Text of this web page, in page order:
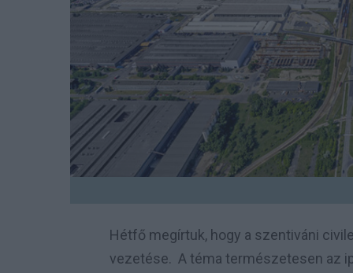
Hétfő megírtuk, hogy a szentiváni
vezetése. A téma természetesen az